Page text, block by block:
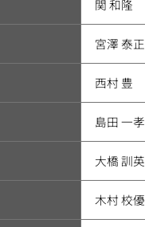
関 和隆
宮澤 泰正
西村 豊
島田 一孝
大橋 訓英
木村 校優